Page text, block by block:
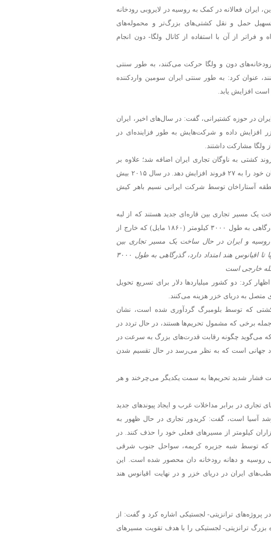
ایران فعالانه در کمک به روسیه در لایروبی رودخانه
حمل و نقل کشتی‌های بزرگ‌تر و محموله‌های
و فراتر از آن با استفاده از کانال ولگا- دون انجام
دون و ولگا حرکت می‌کنند، به طور سنتی
عنوان کرد: به طور سنتی ایران سومین واردکننده
افزایش یابد.
در حوزه کشتیرانی، گفت: در سال‌های اخیر، ایران
افزایش داده و شرکت‌هایش به طور فزاینده‌ای در
مشارکت داشتند.
داد: در سال ۲۰۲۲ حدود ۱۵ فروند کشتی به ناوگان تجاری ایران اضافه شد؛ علاوه بر
این، کشتیرانی ایرانی خزر، قصد دارد ناوگان خود را به ۲۷ فروند افزایش دهد. در سال ۲۰۱۵ بیش
منطقه آستاراخان توسط شرکت ایرانی نسیم باهر کیش
یک مسیر تجاری بین قاره‌ای جدید هستند که از لبه
شرقی اروپا تا اقیانوس هند امتداد دارد، گذرگاهی به طول ۳۰۰۰ کیلومتر (۱۸۶۰ مایل) که خارج از
روسیه و ایران در حال ساخت یک مسیر تجاری بین
قاره‌ای جدید هستند که از لبه شرقی اروپا تا اقیانوس هند امتداد دارد، گذرگاهی به طول ۳۰۰۰
خارجی است
کرد: دو کشور میلیاردها دلار برای تسریع تحویل
متصل به دریای خزر هزینه می‌کنند.
کشتی که توسط بلومبرگ گردآوری شده است، نشان
برخی که مشمول تحریم‌ها هستند، در حال تردد در
می‌گوید چگونه رقابت قدرت‌های بزرگ به سرعت در
جهانی است که به نظر می‌رسد در حال تقسیم شدن
فشار شدید تحریم‌ها به سمت یکدیگر می‌چرخند و هر
تجاری در برابر مداخلات غرب و ایجاد پیوندهای جدید
آسیا است، گفت: کریدور تجاری در حال ظهور به
کیلومتر از مسیرهای فعلی خود را حذف کنند. در
که توسط شبه جزیره کریمه، سواحل جنوب شرقی
روسیه و دهانه رودخانه دان محصور شده است. این
ایران در دریای خزر و در نهایت اقیانوس هند
پروژه‌های ترانزیتی- لجستیکی اشاره کرد و گفت: از
پروژه بزرگ ترانزیتی- لجستیکی را با هدف تقویت مسیرهای